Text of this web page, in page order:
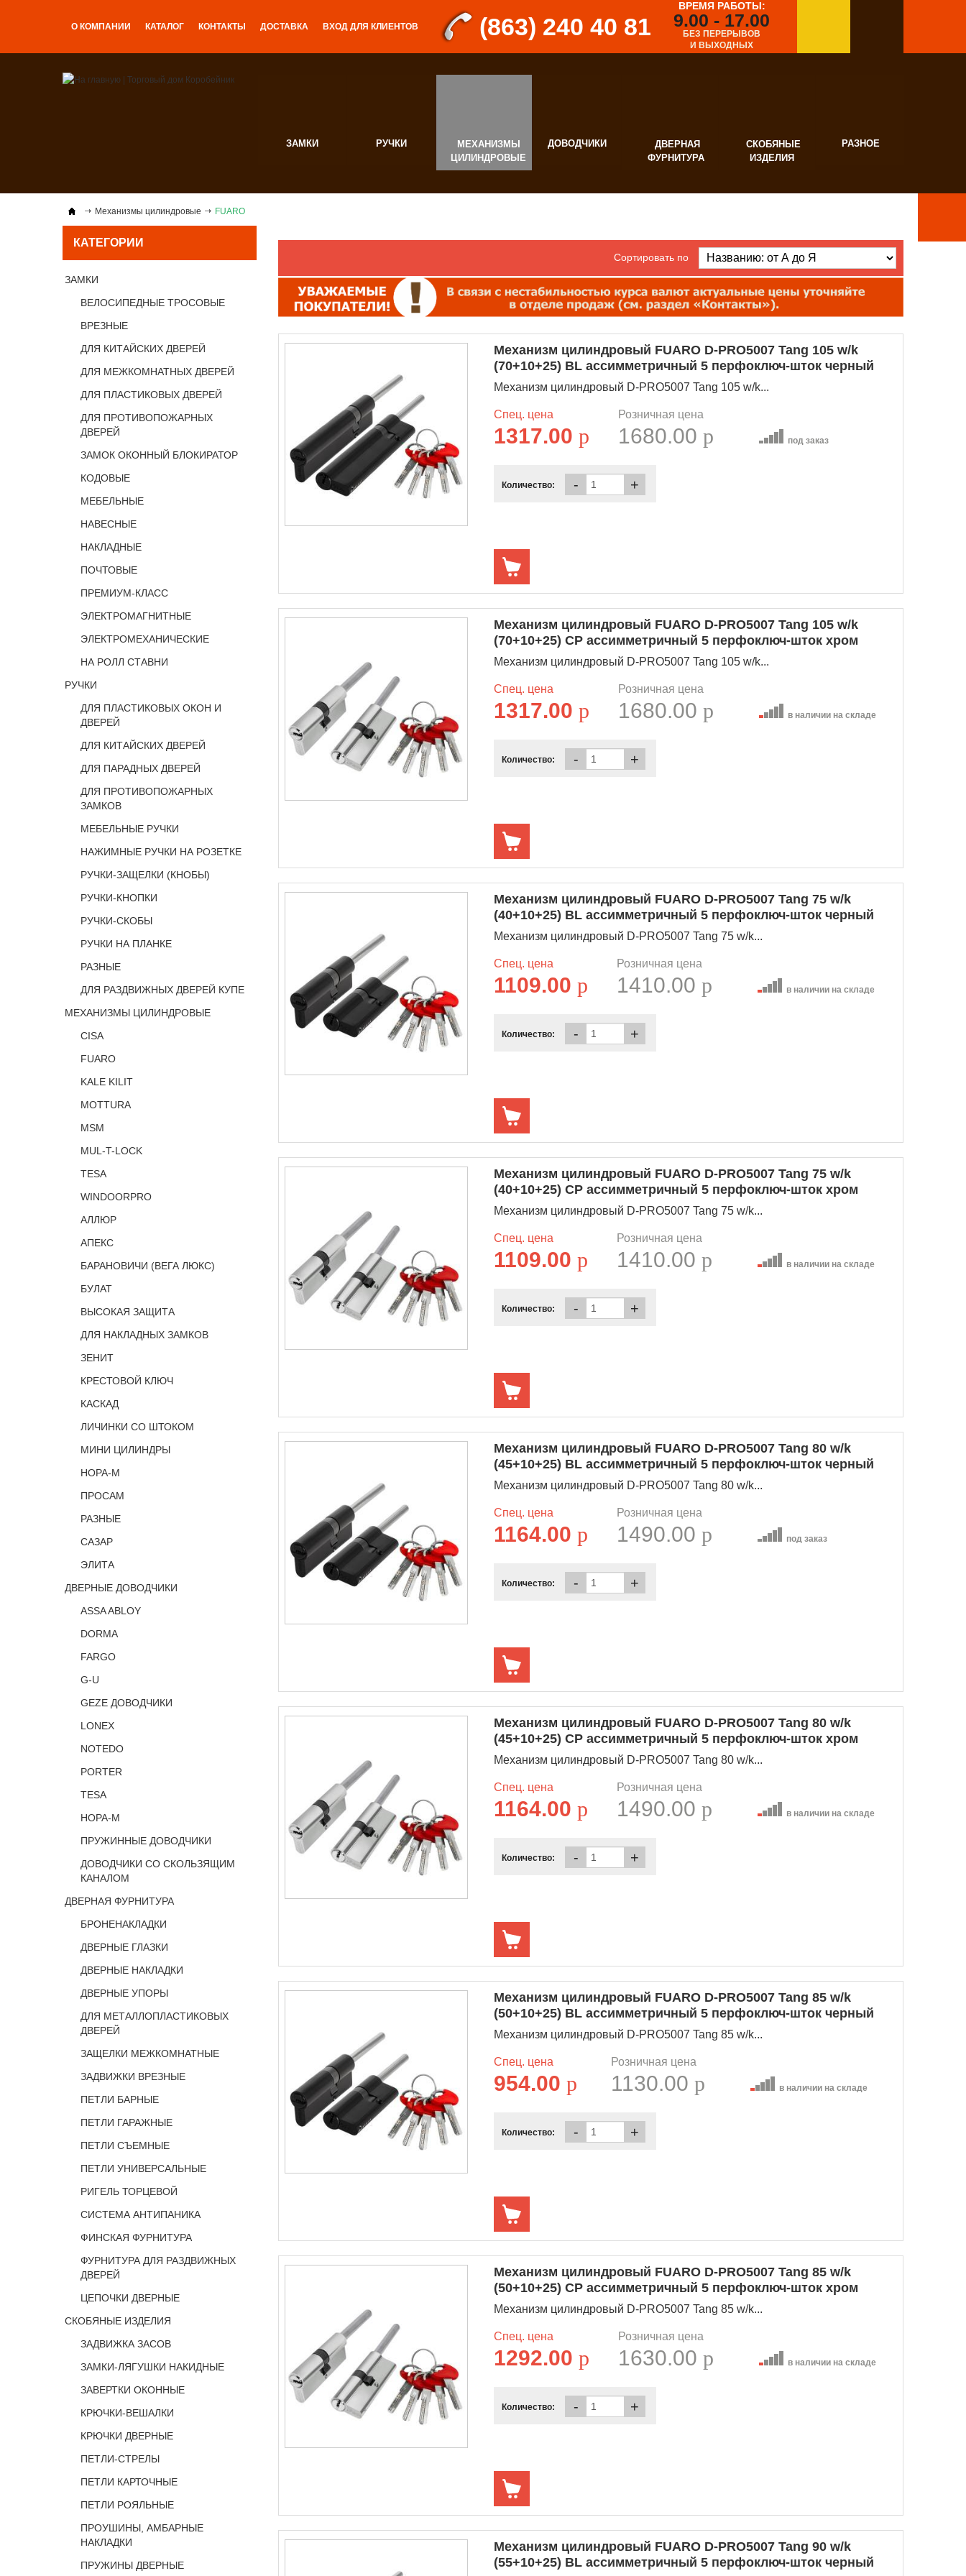
О КОМПАНИИ КАТАЛОГ КОНТАКТЫ ДОСТАВКА ВХОД ДЛЯ КЛИЕНТОВ
ЗАМКИ РУЧКИ
МЕХАНИЗМЫ
ЦИЛИНДРОВЫЕ
ДОВОДЧИКИ
ДВЕРНАЯ
ФУРНИТУРА
СКОБЯНЫЕ
ИЗДЕЛИЯ
РАЗНОЕ
(863) 240 40 81
ВРЕМЯ РАБОТЫ:
9.00 - 17.00
БЕЗ ПЕРЕРЫВОВ
И ВЫХОДНЫХ
Механизмы цилиндровые FUARO
КАТЕГОРИИ
ЗАМКИ
ВЕЛОСИПЕДНЫЕ ТРОСОВЫЕ
ВРЕЗНЫЕ
ДЛЯ КИТАЙСКИХ ДВЕРЕЙ
ДЛЯ МЕЖКОМНАТНЫХ ДВЕРЕЙ
ДЛЯ ПЛАСТИКОВЫХ ДВЕРЕЙ
ДЛЯ ПРОТИВОПОЖАРНЫХ
ДВЕРЕЙ
ЗАМОК ОКОННЫЙ БЛОКИРАТОР
КОДОВЫЕ
МЕБЕЛЬНЫЕ
НАВЕСНЫЕ
НАКЛАДНЫЕ
ПОЧТОВЫЕ
ПРЕМИУМ-КЛАСС
ЭЛЕКТРОМАГНИТНЫЕ
ЭЛЕКТРОМЕХАНИЧЕСКИЕ
НА РОЛЛ СТАВНИ
РУЧКИ
ДЛЯ ПЛАСТИКОВЫХ ОКОН И
ДВЕРЕЙ
ДЛЯ КИТАЙСКИХ ДВЕРЕЙ
ДЛЯ ПАРАДНЫХ ДВЕРЕЙ
ДЛЯ ПРОТИВОПОЖАРНЫХ
ЗАМКОВ
МЕБЕЛЬНЫЕ РУЧКИ
НАЖИМНЫЕ РУЧКИ НА РОЗЕТКЕ
РУЧКИ-ЗАЩЕЛКИ (КНОБЫ)
РУЧКИ-КНОПКИ
РУЧКИ-СКОБЫ
РУЧКИ НА ПЛАНКЕ
РАЗНЫЕ
ДЛЯ РАЗДВИЖНЫХ ДВЕРЕЙ КУПЕ
МЕХАНИЗМЫ ЦИЛИНДРОВЫЕ
CISA
FUARO
KALE KILIT
MOTTURA
MSM
MUL-T-LOCK
TESA
WINDOORPRO
АЛЛЮР
АПЕКС
БАРАНОВИЧИ (ВЕГА ЛЮКС)
БУЛАТ
ВЫСОКАЯ ЗАЩИТА
ДЛЯ НАКЛАДНЫХ ЗАМКОВ
ЗЕНИТ
КРЕСТОВОЙ КЛЮЧ
КАСКАД
ЛИЧИНКИ СО ШТОКОМ
МИНИ ЦИЛИНДРЫ
НОРА-М
ПРОСАМ
РАЗНЫЕ
САЗАР
ЭЛИТА
ДВЕРНЫЕ ДОВОДЧИКИ
ASSA ABLOY
DORMA
FARGO
G-U
GEZE ДОВОДЧИКИ
LONEX
NOTEDO
PORTER
TESA
НОРА-М
ПРУЖИННЫЕ ДОВОДЧИКИ
ДОВОДЧИКИ СО СКОЛЬЗЯЩИМ
КАНАЛОМ
ДВЕРНАЯ ФУРНИТУРА
БРОНЕНАКЛАДКИ
ДВЕРНЫЕ ГЛАЗКИ
ДВЕРНЫЕ НАКЛАДКИ
ДВЕРНЫЕ УПОРЫ
ДЛЯ МЕТАЛЛОПЛАСТИКОВЫХ
ДВЕРЕЙ
ЗАЩЕЛКИ МЕЖКОМНАТНЫЕ
ЗАДВИЖКИ ВРЕЗНЫЕ
ПЕТЛИ БАРНЫЕ
ПЕТЛИ ГАРАЖНЫЕ
ПЕТЛИ СЪЕМНЫЕ
ПЕТЛИ УНИВЕРСАЛЬНЫЕ
РИГЕЛЬ ТОРЦЕВОЙ
СИСТЕМА АНТИПАНИКА
ФИНСКАЯ ФУРНИТУРА
ФУРНИТУРА ДЛЯ РАЗДВИЖНЫХ
ДВЕРЕЙ
ЦЕПОЧКИ ДВЕРНЫЕ
СКОБЯНЫЕ ИЗДЕЛИЯ
ЗАДВИЖКА ЗАСОВ
ЗАМКИ-ЛЯГУШКИ НАКИДНЫЕ
ЗАВЕРТКИ ОКОННЫЕ
КРЮЧКИ-ВЕШАЛКИ
КРЮЧКИ ДВЕРНЫЕ
ПЕТЛИ-СТРЕЛЫ
ПЕТЛИ КАРТОЧНЫЕ
ПЕТЛИ РОЯЛЬНЫЕ
ПРОУШИНЫ, АМБАРНЫЕ
НАКЛАДКИ
ПРУЖИНЫ ДВЕРНЫЕ
Сортировать по
Механизм цилиндровый FUARO D-PRO5007 Tang 105 w/k
(70+10+25) BL ассимметричный 5 перфоключ-шток черный
Механизм цилиндровый D-PRO5007 Tang 105 w/k...
Спец. цена
1317.00p
Розничная цена
1680.00p под заказ
Количество: - +
Механизм цилиндровый FUARO D-PRO5007 Tang 105 w/k
(70+10+25) CP ассимметричный 5 перфоключ-шток хром
Механизм цилиндровый D-PRO5007 Tang 105 w/k...
Спец. цена
1317.00p
Розничная цена
1680.00p в наличии на складе
Количество: - +
Механизм цилиндровый FUARO D-PRO5007 Tang 75 w/k
(40+10+25) BL ассимметричный 5 перфоключ-шток черный
Механизм цилиндровый D-PRO5007 Tang 75 w/k...
Спец. цена
1109.00p
Розничная цена
1410.00p в наличии на складе
Количество: - +
Механизм цилиндровый FUARO D-PRO5007 Tang 75 w/k
(40+10+25) CP ассимметричный 5 перфоключ-шток хром
Механизм цилиндровый D-PRO5007 Tang 75 w/k...
Спец. цена
1109.00p
Розничная цена
1410.00p в наличии на складе
Количество: - +
Механизм цилиндровый FUARO D-PRO5007 Tang 80 w/k
(45+10+25) BL ассимметричный 5 перфоключ-шток черный
Механизм цилиндровый D-PRO5007 Tang 80 w/k...
Спец. цена
1164.00p
Розничная цена
1490.00p под заказ
Количество: - +
Механизм цилиндровый FUARO D-PRO5007 Tang 80 w/k
(45+10+25) CP ассимметричный 5 перфоключ-шток хром
Механизм цилиндровый D-PRO5007 Tang 80 w/k...
Спец. цена
1164.00p
Розничная цена
1490.00p в наличии на складе
Количество: - +
Механизм цилиндровый FUARO D-PRO5007 Tang 85 w/k
(50+10+25) BL ассимметричный 5 перфоключ-шток черный
Механизм цилиндровый D-PRO5007 Tang 85 w/k...
Спец. цена
954.00p
Розничная цена
1130.00p в наличии на складе
Количество: - +
Механизм цилиндровый FUARO D-PRO5007 Tang 85 w/k
(50+10+25) CP ассимметричный 5 перфоключ-шток хром
Механизм цилиндровый D-PRO5007 Tang 85 w/k...
Спец. цена
1292.00p
Розничная цена
1630.00p в наличии на складе
Количество: - +
Механизм цилиндровый FUARO D-PRO5007 Tang 90 w/k
(55+10+25) BL ассимметричный 5 перфоключ-шток черный